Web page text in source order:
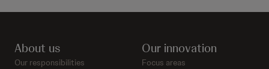
About us
Our responsibilities
Our innovation
Focus areas